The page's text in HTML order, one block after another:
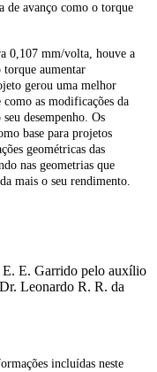
de avanço como o torque
0,107 mm/volta, houve a
torque aumentar
gerou uma melhor
como as modificações da
desempenho. Os
base para projetos
geométricas das
nas geometrias que
mais o seu rendimento.
E. E. Garrido pelo auxílio
Leonardo R. R. da
incluídas neste